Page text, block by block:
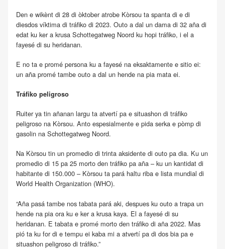
Den e wikènt di 28 di òktober atrobe Kòrsou ta spanta di e di
diesdos víktima di tráfiko di 2023. Outo a dal un dama di 32 aña di
edat ku ker a krusa Schottegatweg Noord ku hopi tráfiko, i el a
fayesé di su heridanan.
E no ta e promé persona ku a fayesé na eksaktamente e sitio ei:
un aña promé tambe outo a dal un hende na pia mata ei.
Tráfiko peligroso
Ruiter ya tin añanan largu ta atvertí pa e situashon di tráfiko
peligroso na Kòrsou. Anto espesialmente e pida serka e pòmp di
gasolin na Schottegatweg Noord.
Na Kòrsou tin un promedio di trinta aksidente di outo pa dia. Ku un
promedio di 15 pa 25 morto den tráfiko pa aña – ku un kantidat di
habitante di 150.000 – Kòrsou ta pará haltu riba e lista mundial di
World Health Organization (WHO).
“Aña pasá tambe nos tabata pará aki, despues ku outo a trapa un
hende na pia ora ku e ker a krusa kaya. El a fayesé di su
heridanan. E tabata e promé morto den tráfiko di aña 2022. Mas
pió ta ku for di e tempu ei kaba mi a atvertí pa di dos bia pa e
situashon peligroso di tráfiko.”